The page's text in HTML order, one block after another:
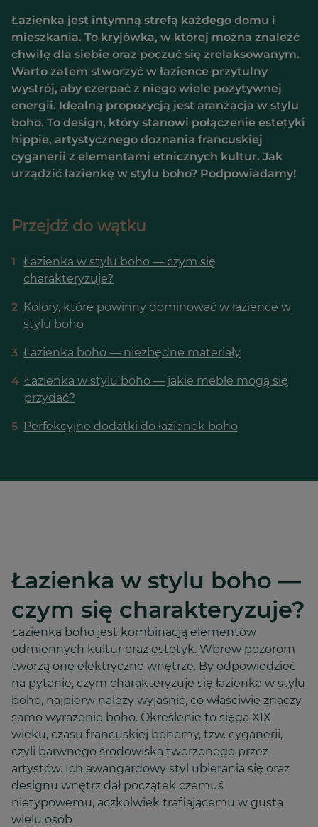
Łazienka jest intymną strefą każdego domu i
mieszkania. To kryjówka, w której można znaleźć
chwilę dla siebie oraz poczuć się zrelaksowanym.
Warto zatem stworzyć w łazience przytulny
wystrój, aby czerpać z niego wiele pozytywnej
energii. Idealną propozycją jest aranżacja w stylu
boho. To design, który stanowi połączenie estetyki
hippie, artystycznego doznania francuskiej
cyganerii z elementami etnicznych kultur. Jak
urządzić łazienkę w stylu boho? Podpowiadamy!
Przejdź do wątku
1
Łazienka w stylu boho — czym się
charakteryzuje?
2 Kolory, które powinny dominować w łazience w
stylu boho
3 Łazienka boho — niezbędne materiały
4 Łazienka w stylu boho — jakie meble mogą się
przydać?
5 Perfekcyjne dodatki do łazienek boho
Łazienka w stylu boho —
czym się charakteryzuje?
Łazienka boho jest kombinacją elementów
odmiennych kultur oraz estetyk. Wbrew pozorom
tworzą one elektryczne wnętrze. By odpowiedzieć
na pytanie, czym charakteryzuje się łazienka w stylu
boho, najpierw należy wyjaśnić, co właściwie znaczy
samo wyrażenie boho. Określenie to sięga XIX
wieku, czasu francuskiej bohemy, tzw. cyganerii,
czyli barwnego środowiska tworzonego przez
artystów. Ich awangardowy styl ubierania się oraz
designu wnętrz dał początek czemuś
nietypowemu, aczkolwiek trafiającemu w gusta
wielu osób